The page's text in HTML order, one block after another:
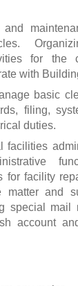
for the
with
basic
filing,
duties.
facilities
for facility
matter and
special mail
account